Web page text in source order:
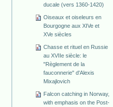
ducale (vers 1360-1420)
Oiseaux et oiseleurs en
Bourgogne aux XIVe et
XVe siècles
Chasse et rituel en Russie
au XVIIe siècle: le
"Règlement de la
fauconnerie" d'Alexis
Mixajlovich
Falcon catching in Norway,
with emphasis on the Post-